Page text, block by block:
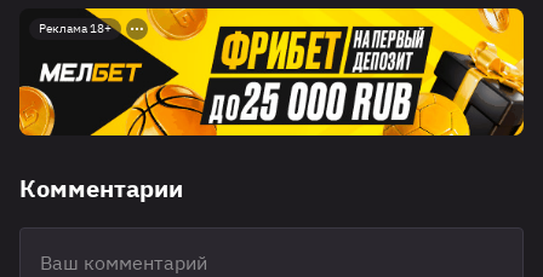
Реклама 18+
Комментарии